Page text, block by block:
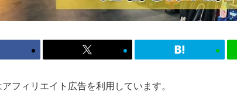
フィリエイト広告を利用しています。